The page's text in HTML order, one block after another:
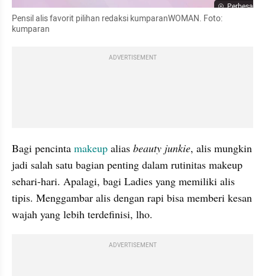
Perbesar
Pensil alis favorit pilihan redaksi kumparanWOMAN. Foto:
kumparan
ADVERTISEMENT
Bagi pencinta makeup alias beauty junkie, alis mungkin
jadi salah satu bagian penting dalam rutinitas makeup
sehari-hari. Apalagi, bagi Ladies yang memiliki alis
tipis. Menggambar alis dengan rapi bisa memberi kesan
wajah yang lebih terdefinisi, lho.
ADVERTISEMENT